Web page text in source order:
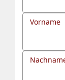
Vorname